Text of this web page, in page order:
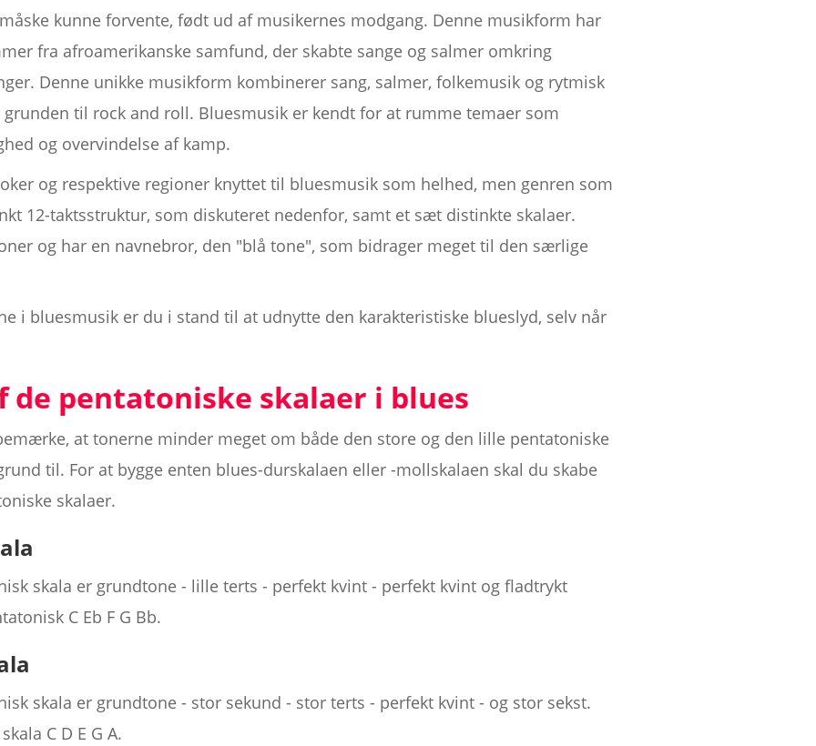
kunne forvente, født ud af musikernes modgang. Denne musikform har
fra afroamerikanske samfund, der skabte sange og salmer omkring
Denne unikke musikform kombinerer sang, salmer, folkemusik og rytmisk
til rock and roll. Bluesmusik er kendt for at rumme temaer som
og overvindelse af kamp.
og respektive regioner knyttet til bluesmusik som helhed, men genren som
12-taktsstruktur, som diskuteret nedenfor, samt et sæt distinkte skalaer.
og har en navnebror, den "blå tone", som bidrager meget til den særlige
i bluesmusik er du i stand til at udnytte den karakteristiske blueslyd, selv når
de pentatoniske skalaer i blues
at tonerne minder meget om både den store og den lille pentatoniske
til. For at bygge enten blues-durskalaen eller -mollskalaen skal du skabe
skalaer.
skala er grundtone - lille terts - perfekt kvint - perfekt kvint og fladtrykt
C Eb F G Bb.
skala er grundtone - stor sekund - stor terts - perfekt kvint - og stor sekst.
C D E G A.